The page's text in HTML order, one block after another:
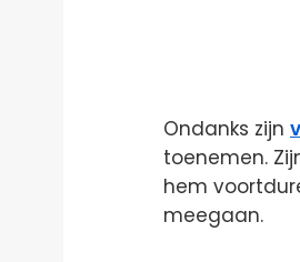
Ondanks zijn
toenemen.
hem
meegaan.